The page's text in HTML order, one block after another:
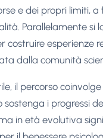
e dei propri limiti,
Parallelamente si
costruire esperienze
dalla comunità
il percorso
sostenga i progressi
in età evolutiva